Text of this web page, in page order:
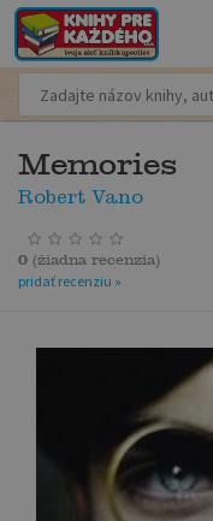
Memories
Robert Vano
0 (žiadna recenzia)
pridať recenziu »